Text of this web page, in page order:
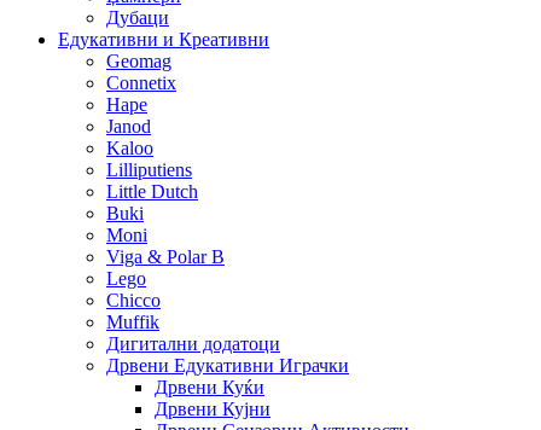
Дубаци
Едукативни и Креативни
Geomag
Connetix
Hape
Janod
Kaloo
Lilliputiens
Little Dutch
Buki
Moni
Viga & Polar B
Lego
Chicco
Muffik
Дигитални додатоци
Дрвени Едукативни Играчки
Дрвени Куќи
Дрвени Кујни